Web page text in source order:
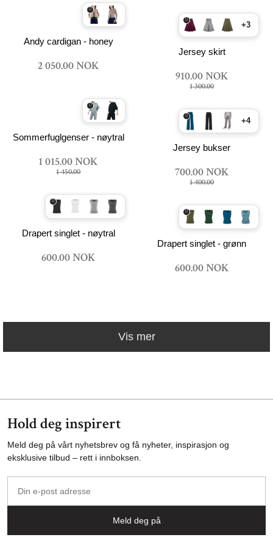
Andy cardigan - honey
2 050.00 NOK
+3
Jersey skirt
910.00 NOK
1 300.00
Sommerfuglgenser - nøytral
1 015.00 NOK
1 450.00
+4
Jersey bukser
700.00 NOK
1 400.00
Drapert singlet - nøytral
600.00 NOK
Drapert singlet - grønn
600.00 NOK
Vis mer
Hold deg inspirert
Meld deg på vårt nyhetsbrev og få nyheter, inspirasjon og
eksklusive tilbud – rett i innboksen.
post
Meld deg på